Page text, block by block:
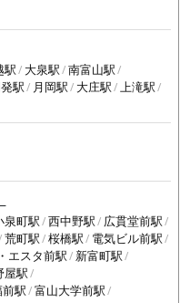
駅 大泉駅 南富山駅
駅 月岡駅 大庄駅 上滝駅
泉町駅 西中野駅
広貫堂前駅
荒町駅 桜橋駅
電気ビル前駅
エスタ前駅
新富町駅
屋駅
駅 富山大学前駅